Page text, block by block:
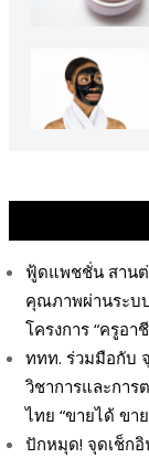
ฟู้ดแพชชั่น สานต่
คุณภาพผ่านระบ
โครงการ “ครูอา
ททท. ร่วมมือกับ
วิชาการและการ
ไทย “ขายได้ ขา
ปักหมุด! จุดเช็ก